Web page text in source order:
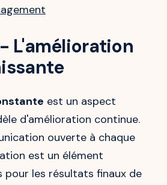
L'amélioration
est un aspect
d'amélioration continue.
ouverte à chaque
est un élément
les résultats finaux de